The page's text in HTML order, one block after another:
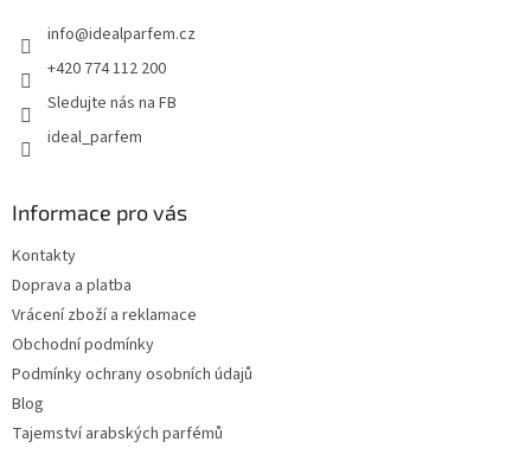
info@idealparfem.cz
+420 774 112 200
Sledujte nás na FB
ideal_parfem
Informace pro vás
Kontakty
Doprava a platba
Vrácení zboží a reklamace
Obchodní podmínky
Podmínky ochrany osobních údajů
Blog
Tajemství arabských parfémů